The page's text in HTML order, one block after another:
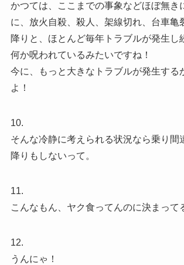
かつては、ここまでの事象などほぼ無き
に、放火自殺、殺人、架線切れ、台車亀
降りと、ほとんど毎年トラブルが発生し
何か呪われているみたいですね！
今に、もっと大きなトラブルが発生する
よ！
10.
そんな冷静に考えられる状況なら乗り間
降りもしないって。
11.
こんなもん、ヤク食ってんのに決まって
12.
うんにゃ！